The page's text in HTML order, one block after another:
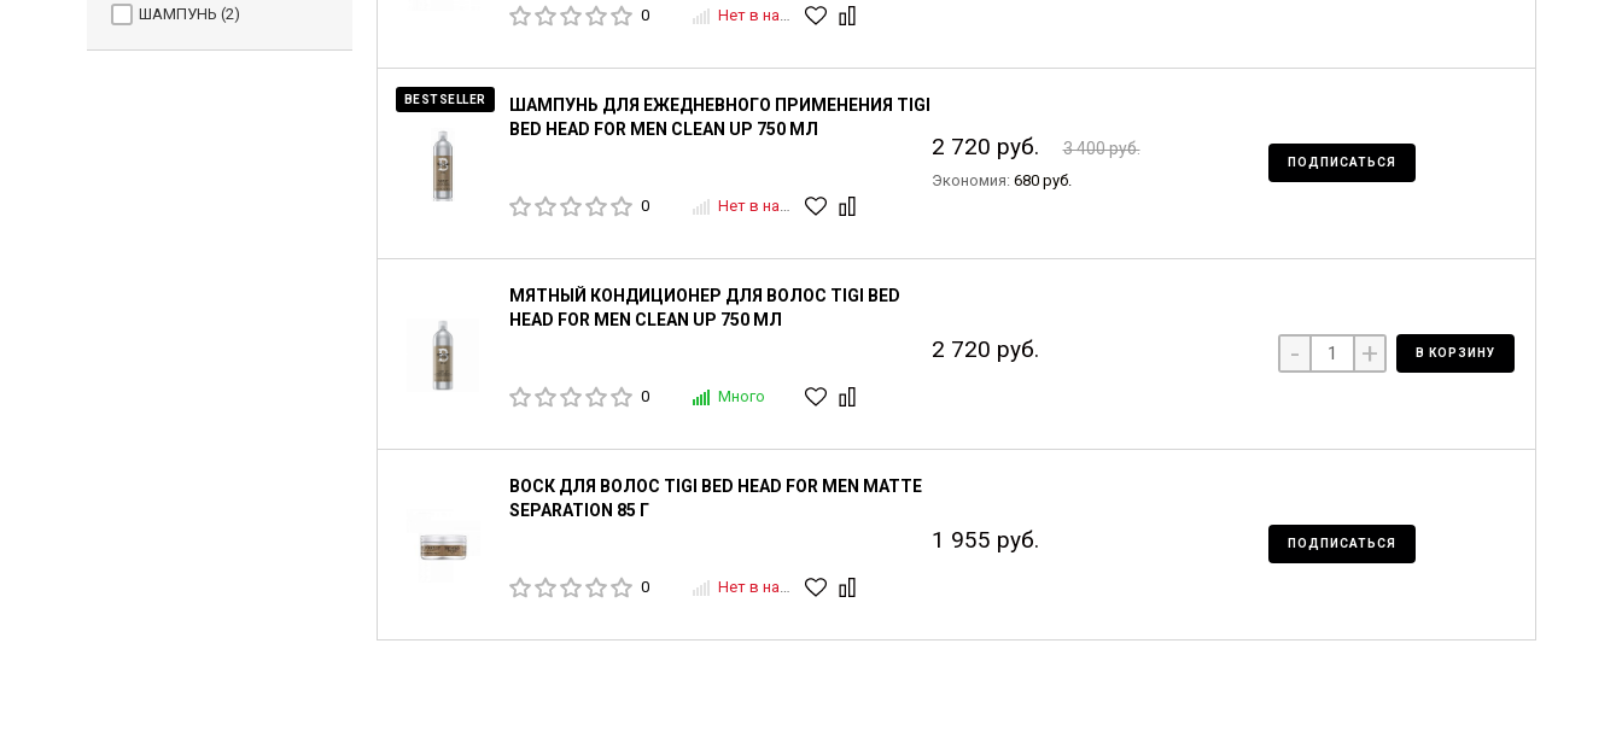
ШАМПУНЬ (2) 0 Нет в наличии
BESTSELLER
ШАМПУНЬ ДЛЯ ЕЖЕДНЕВНОГО ПРИМЕНЕНИЯ TIGI
BED HEAD FOR MEN CLEAN UP 750 МЛ
0 Нет в наличии
2 720 руб. 3 400 руб.
Экономия: 680 руб.
ПОДПИСАТЬСЯ
МЯТНЫЙ КОНДИЦИОНЕР ДЛЯ ВОЛОС TIGI BED
HEAD FOR MEN CLEAN UP 750 МЛ
0 Много
2 720 руб. - + В КОРЗИНУ
ВОСК ДЛЯ ВОЛОС TIGI BED HEAD FOR MEN MATTE
SEPARATION 85 Г
0 Нет в наличии
1 955 руб. ПОДПИСАТЬСЯ